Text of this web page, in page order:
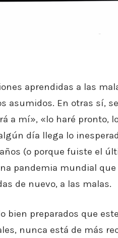
aprendidas a las
asumidos. En otras sí,
a mí», «lo haré pronto,
día llega lo
(o porque fuiste el
pandemia mundial
de nuevo, a las malas.
bien preparados que
nunca está de más